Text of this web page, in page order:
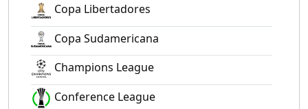
Copa Libertadores
Copa Sudamericana
Champions League
Conference League